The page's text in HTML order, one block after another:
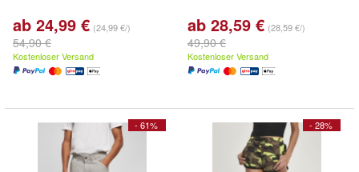
ab 24,99 € (24,99 €/)
54,90 €
Kostenloser Versand
ab 28,59 € (28,59 €/)
49,90 €
Kostenloser Versand
- 61% - 28%